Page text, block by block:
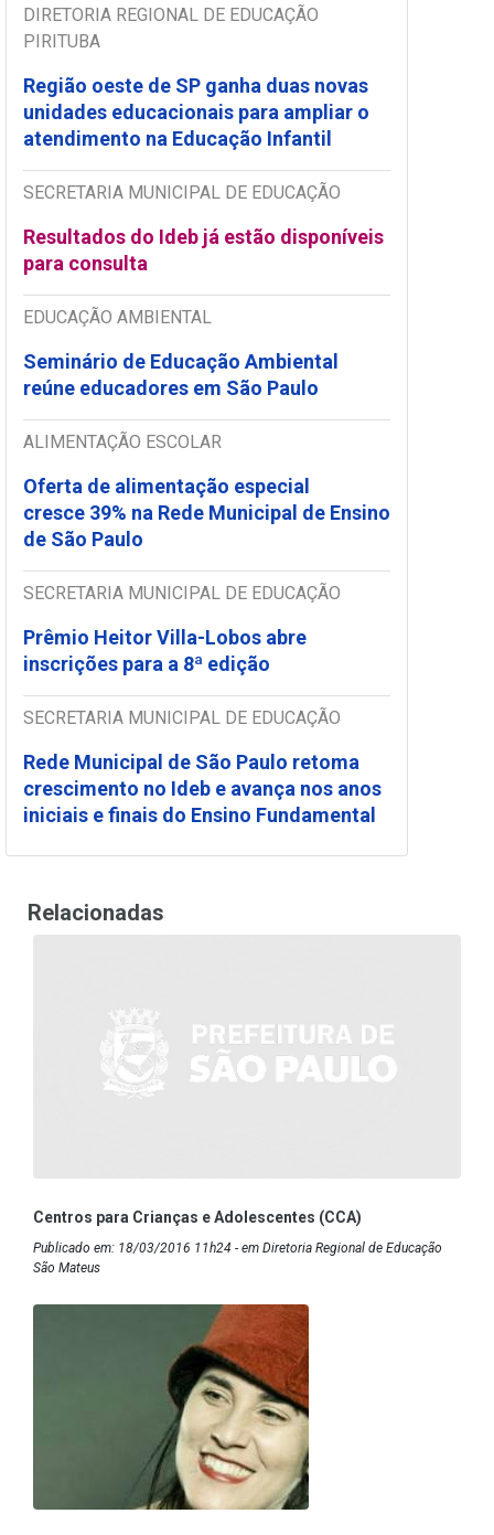
DIRETORIA REGIONAL DE EDUCAÇÃO
PIRITUBA
Região oeste de SP ganha duas novas
unidades educacionais para ampliar o
atendimento na Educação Infantil
SECRETARIA MUNICIPAL DE EDUCAÇÃO
Resultados do Ideb já estão disponíveis
para consulta
EDUCAÇÃO AMBIENTAL
Seminário de Educação Ambiental
reúne educadores em São Paulo
ALIMENTAÇÃO ESCOLAR
Oferta de alimentação especial
cresce 39% na Rede Municipal de Ensino
de São Paulo
SECRETARIA MUNICIPAL DE EDUCAÇÃO
Prêmio Heitor Villa-Lobos abre
inscrições para a 8ª edição
SECRETARIA MUNICIPAL DE EDUCAÇÃO
Rede Municipal de São Paulo retoma
crescimento no Ideb e avança nos anos
iniciais e finais do Ensino Fundamental
Relacionadas
Centros para Crianças e Adolescentes (CCA)
Publicado em: 18/03/2016 11h24 - em Diretoria Regional de Educação
São Mateus